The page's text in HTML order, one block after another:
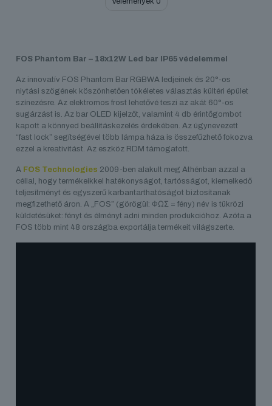
FOS Phantom Bar – 18x12W Led bar IP65 védelemmel
Az innovatív FOS Phantom Bar RGBWA ledjeinek és 20°-os
niytási szögének köszönhetően tökéletes választás kültéri épület
színezésre. Az elektromos frost lehetővé teszi az akát 60°-os
sugárzást is. Az bar OLED kijelzőt, valamint 4 db érintőgombot
kapott a könnyed beállításkezelés érdekében. Az úgynevezett
“fast lock” segítségével több lámpa háza is összefűzhető fokozva
ezzel a kreativitást. Az eszköz RDM támogatott.
A FOS Technologies 2009-ben alakult meg Athénban azzal a
céllal, hogy termékeikkel hatékonyságot, tartósságot, kiemelkedő
teljesítményt és egyszerű karbantarthatóságot biztosítanak
megfizethető áron. A „FOS” (görögül: ΦΩΣ = fény) név is tükrözi
küldetésüket: fényt és élményt adni minden produkcióhoz. Azóta a
FOS több mint 48 országba exportálja termékeit világszerte.